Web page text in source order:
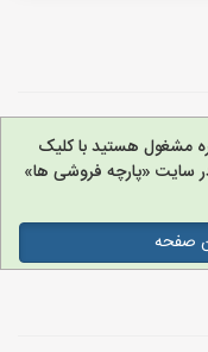
مشغول هستید با کلیک
سایت «پارچه فروشی ها»
صفحه